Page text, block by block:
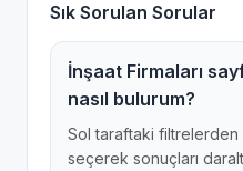
Sık Sorulan Sorular
İnşaat Firmaları
nasıl bulurum?
Sol taraftaki
seçerek sonuçları